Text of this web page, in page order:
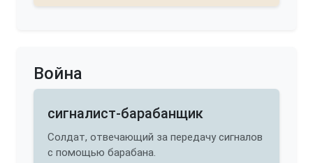
Война
сигналист-барабанщик
Солдат, отвечающий за передачу сигналов
с помощью барабана.